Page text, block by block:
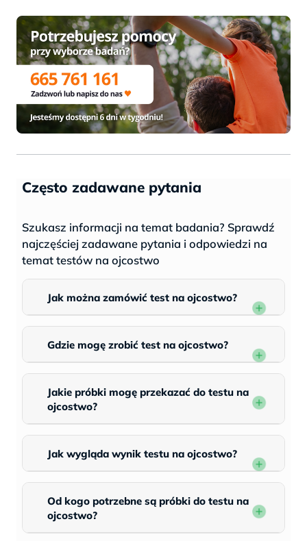
Często zadawane pytania
Szukasz informacji na temat badania? Sprawdź
najczęściej zadawane pytania i odpowiedzi na
temat testów na ojcostwo
Jak można zamówić test na ojcostwo?
Gdzie mogę zrobić test na ojcostwo?
Jakie próbki mogę przekazać do testu na
ojcostwo?
Jak wygląda wynik testu na ojcostwo?
Od kogo potrzebne są próbki do testu na
ojcostwo?